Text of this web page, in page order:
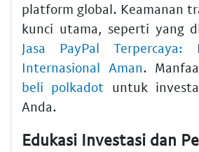
platform global. Keamanan
kunci utama, seperti yang
Jasa PayPal Terpercaya:
Internasional Aman.
beli polkadot untuk
Anda.
Edukasi Investasi dan